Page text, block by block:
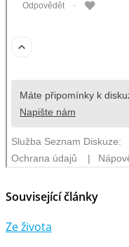
Související články
Ze života